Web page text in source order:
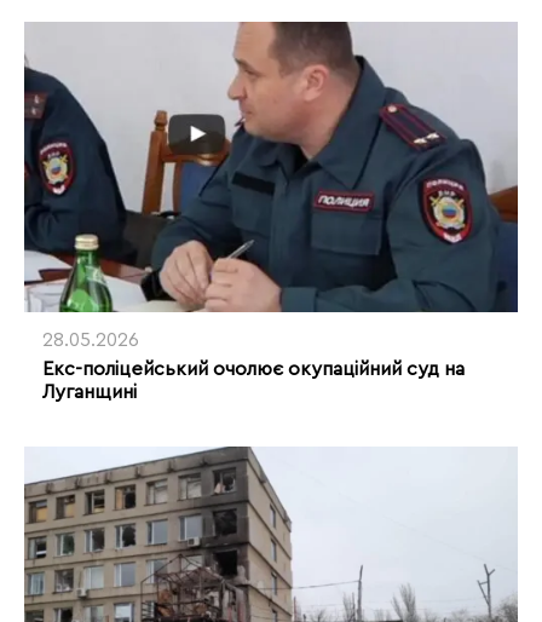
28.05.2026
Екс-поліцейський очолює окупаційний суд на
Луганщині